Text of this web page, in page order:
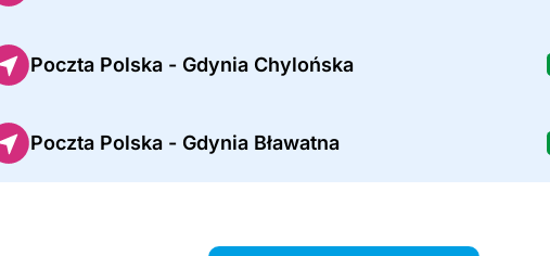
Poczta Polska - Gdynia Chylońska
Poczta Polska - Gdynia Bławatna